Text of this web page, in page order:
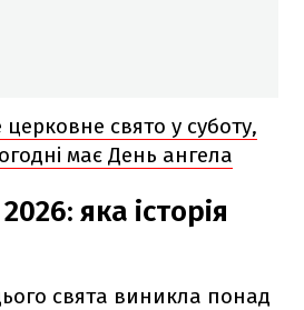
церковне свято у суботу,
має День ангела
яка історія
свята виникла понад